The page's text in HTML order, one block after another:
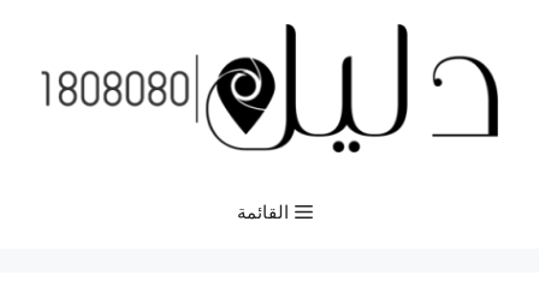
المحتوى
القائمة